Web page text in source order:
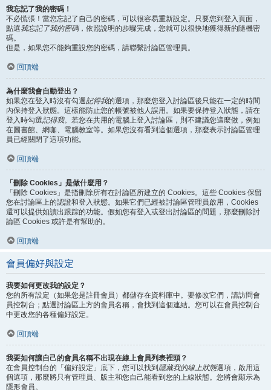
我忘記了我的密碼！
不必慌張！當您忘記了自己的密碼，可以很容易重新設定。只要您到登入頁面，
點選我忘記了我的密碼，依照說明的步驟完成，您就可以很快地獲得新的隨機密
碼。
但是，如果您不能夠重設您的密碼，請聯繫討論區管理員。
回頂端
為什麼我會自動登出？
如果您在登入時沒有勾選記得我的選項，那麼您登入討論區後只能在一定的時間
內保持登入狀態。這樣能防止您的帳號被他人誤用。如果要保持登入狀態，請在
登入時勾選記得我。若您在共用的電腦上登入討論區，則不建議您這麼做，例如
在圖書館、網咖、電腦教室等。如果您沒有看到這個選項，那麼表示討論區管理
員已經關閉了這項功能。
回頂端
「刪除 Cookies」是做什麼用？
「刪除 Cookies」是指刪除所有在討論區所建立的 Cookies。這些 Cookies 保留
您在討論區上的認證和登入狀態。如果它們已經被討論區管理員啟用，Cookies
還可以提供如讀出跟踪的功能。假如您有登入或登出討論區的問題，那麼刪除討
論區 Cookies 或許是有幫助的。
回頂端
會員偏好與設定
我要如何更改我的設定？
您的所有設定（如果您是註冊會員）都儲存在資料庫中。要修改它們，請訪問會
員控制台；點選討論區上方的會員名稱，會找到這個連結。您可以在會員控制台
中更改您的各種偏好設定。
回頂端
我要如何讓自己的會員名稱不出現在線上會員列表裡頭？
在會員控制台的「偏好設定」底下，您可以找到 隱藏我的線上狀態選項，啟用這
個選項，那麼將只有管理員、版主和您自己能看到您的上線狀態。您將會顯示為
隱形會員。